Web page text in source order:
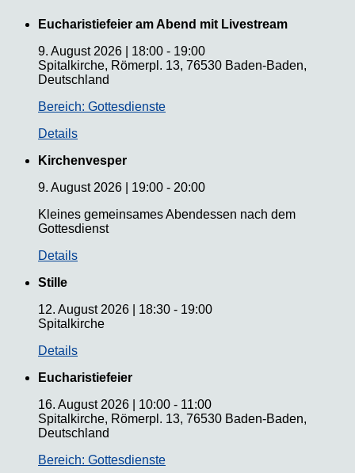
Eucharistiefeier am Abend mit Livestream
9. August 2026
18:00 - 19:00
Spitalkirche, Römerpl. 13, 76530 Baden-Baden,
Deutschland
Bereich: Gottesdienste
Details
Kirchenvesper
9. August 2026
19:00 - 20:00
Kleines gemeinsames Abendessen nach dem
Gottesdienst
Details
Stille
12. August 2026
18:30 - 19:00
Spitalkirche
Details
Eucharistiefeier
16. August 2026
10:00 - 11:00
Spitalkirche, Römerpl. 13, 76530 Baden-Baden,
Deutschland
Bereich: Gottesdienste